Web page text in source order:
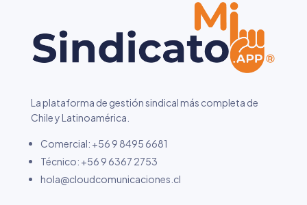
La plataforma de gestión sindical más completa de
Chile y Latinoamérica.
Comercial: +56 9 8495 6681
Técnico: +56 9 6367 2753
hola@cloudcomunicaciones.cl